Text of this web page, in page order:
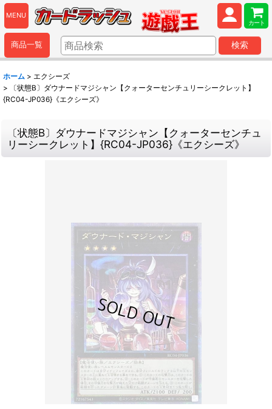
MENU
カート
商品一覧 検索
ホーム > エクシーズ
>
〔状態B〕ダウナードマジシャン【クォーターセンチュリーシークレット】
{RC04-JP036}《エクシーズ》
〔状態B〕ダウナードマジシャン【クォーターセンチュ
リーシークレット】{RC04-JP036}《エクシーズ》